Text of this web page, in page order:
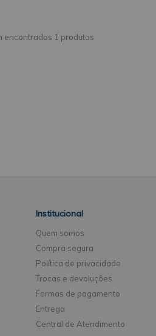
1 produtos
Institucional
Quem somos
Compra segura
Política de privacidade
Trocas e devoluções
Formas de pagamento
Entrega
Central de Atendimento